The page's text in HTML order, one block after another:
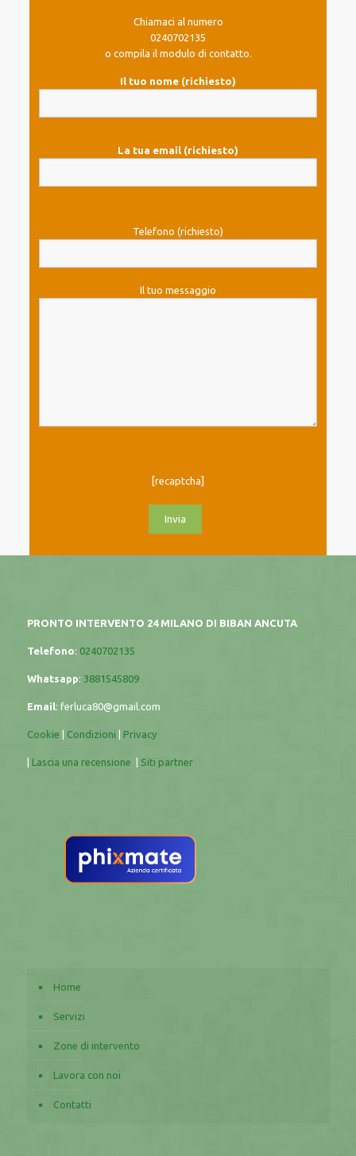
Chiamaci al numero
0240702135
o compila il modulo di contatto.
Il tuo nome (richiesto)
La tua email (richiesto)
Telefono (richiesto)
Il tuo messaggio
[recaptcha]
PRONTO INTERVENTO 24 MILANO DI BIBAN ANCUTA
Telefono: 0240702135
Whatsapp: 3881545809
Email: ferluca80@gmail.com
Cookie Condizioni Privacy
Lascia una recensione Siti partner
Home
Servizi
Zone di intervento
Lavora con noi
Contatti